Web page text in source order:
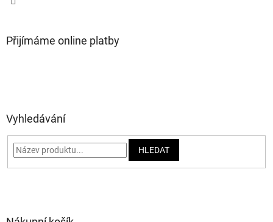
Přijímáme online platby
Vyhledávání
HLEDAT